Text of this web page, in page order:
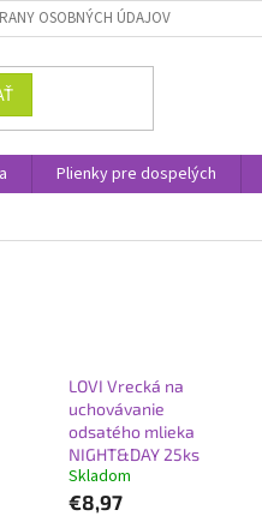
OSOBNÝCH ÚDAJOV
Plienky pre dospelých
LOVI Vrecká na
uchovávanie
odsatého mlieka
NIGHT&DAY 25ks
Skladom
€8,97